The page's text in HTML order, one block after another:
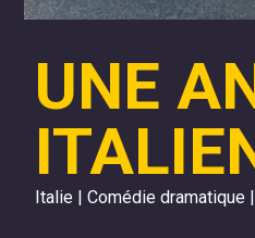
UNE
Italie | Comédie dramatique